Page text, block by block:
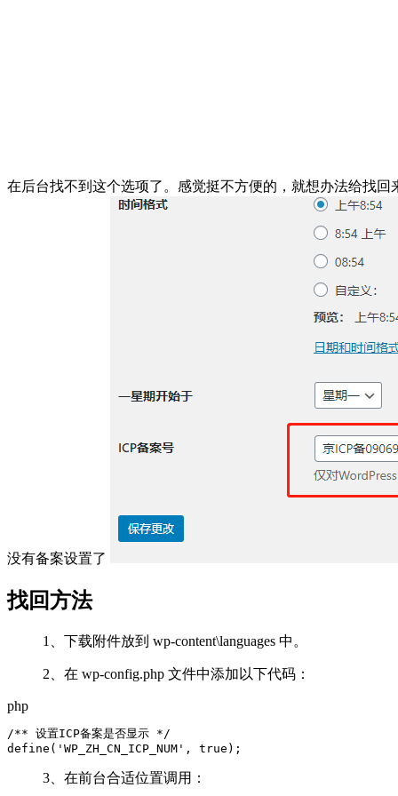
在后台找不到这个选项了。感觉挺不方便的，就想办法给找回
没有备案设置了
找回方法
1、下载附件放到 wp-content\languages 中。
2、在 wp-config.php 文件中添加以下代码：
php
/** 设置ICP备案是否显示 */
define('WP_ZH_CN_ICP_NUM', true);
3、在前台合适位置调用：